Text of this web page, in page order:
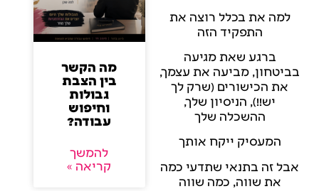
למה את בכלל רוצה את
התפקיד הזה
ברגע שאת מגיעה
בביטחון, מביעה את עצמך,
את הכישורים (שרק לך
יש!!), הניסיון שלך,
ההשכלה שלך
המעסיק ייקח אותך
אבל זה בתנאי שתדעי כמה
את שווה, כמה שווה
מה הקשר
בין הצבת
גבולות
וחיפוש
עבודה?
להמשך
קריאה »